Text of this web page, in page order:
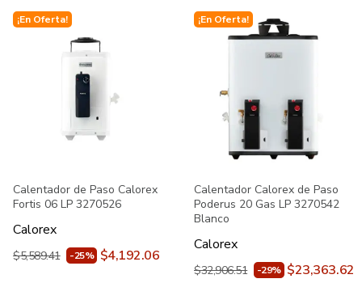
¡En Oferta!
Calentador de Paso Calorex
Fortis 06 LP 3270526
Calorex
$5,589.41 -25% $4,192.06
¡En Oferta!
Calentador Calorex de Paso
Poderus 20 Gas LP 3270542
Blanco
Calorex
$32,906.51 -29% $23,363.62